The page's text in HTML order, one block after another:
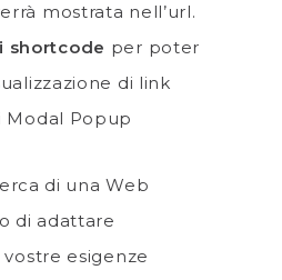
mostrata nell’url.
shortcode per poter
di link
Modal Popup
di una Web
di adattare
esigenze